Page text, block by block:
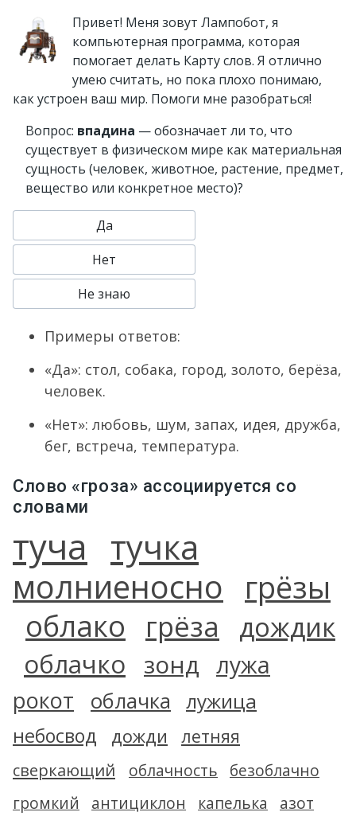
Привет! Меня зовут Лампобот, я
компьютерная программа, которая
помогает делать Карту слов. Я отлично
умею считать, но пока плохо понимаю,
как устроен ваш мир. Помоги мне разобраться!
Вопрос: впадина — обозначает ли то, что
существует в физическом мире как материальная
сущность (человек, животное, растение, предмет,
вещество или конкретное место)?
Да
Нет
Не знаю
Примеры ответов:
«Да»: стол, собака, город, золото, берёза,
человек.
«Нет»: любовь, шум, запах, идея, дружба,
бег, встреча, температура.
Слово «гроза» ассоциируется со
словами
туча тучка
молниеносно грёзы
облако грёза дождик
облачко зонд лужа
рокот облачка лужица
небосвод дожди летняя
сверкающий облачность
безоблачно
громкий
антициклон капелька азот